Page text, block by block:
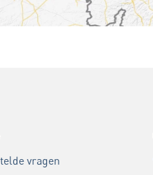
vragen